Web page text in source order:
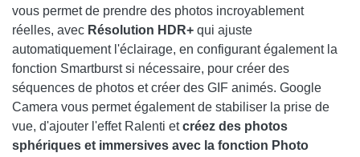
vous permet de prendre des photos incroyablement
réelles, avec Résolution HDR+ qui ajuste
automatiquement l'éclairage, en configurant également la
fonction Smartburst si nécessaire, pour créer des
séquences de photos et créer des GIF animés. Google
Camera vous permet également de stabiliser la prise de
vue, d'ajouter l'effet Ralenti etcréez des photos
sphériques et immersives avec la fonction Photo